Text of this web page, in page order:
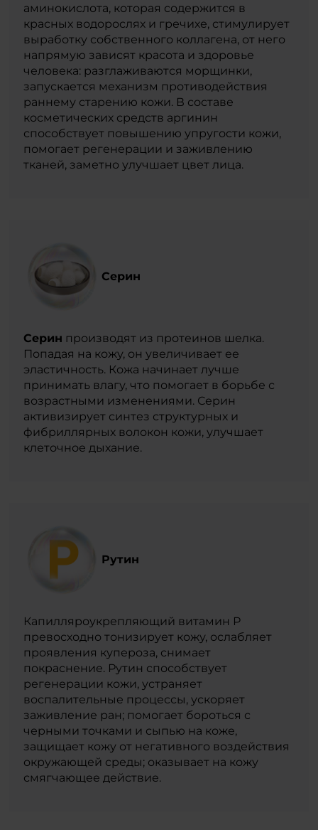
аминокислота, которая содержится в
красных водорослях и гречихе, стимулирует
выработку собственного коллагена, от него
напрямую зависят красота и здоровье
человека: разглаживаются морщинки,
запускается механизм противодействия
раннему старению кожи. В составе
косметических средств аргинин
способствует повышению упругости кожи,
помогает регенерации и заживлению
тканей, заметно улучшает цвет лица.
Серин
Серин производят из протеинов шелка.
Попадая на кожу, он увеличивает ее
эластичность. Кожа начинает лучше
принимать влагу, что помогает в борьбе с
возрастными изменениями. Серин
активизирует синтез структурных и
фибриллярных волокон кожи, улучшает
клеточное дыхание.
Рутин
Капилляроукрепляющий витамин Р
превосходно тонизирует кожу, ослабляет
проявления купероза, снимает
покраснение. Рутин способствует
регенерации кожи, устраняет
воспалительные процессы, ускоряет
заживление ран; помогает бороться с
черными точками и сыпью на коже,
защищает кожу от негативного воздействия
окружающей среды; оказывает на кожу
смягчающее действие.